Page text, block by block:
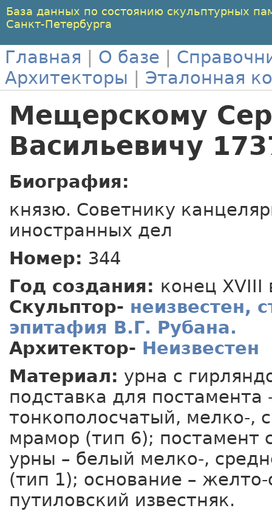
База данных по состоянию скульптурных
Санкт-Петербурга
Главная О базе
Архитекторы
Эталонная
Мещерскому
Васильевичу
Биография:
князю. Советнику
иностранных дел
Номер: 344
Год создания: конец XVIII
Скульптор- неизвестен,
эпитафия В.Г. Рубана.
Архитектор- Неизвестен
Материал: урна с
подставка для постамента
тонкополосчатый, мелко-,
мрамор (тип 6); постамент
урны – белый мелко-,
(тип 1); основание –
путиловский известняк.